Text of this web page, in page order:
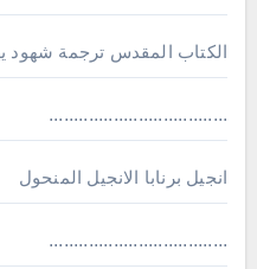
الكتاب المقدس ترجمة شهود
....................................
انجيل برنابا الانجيل المنحول
....................................